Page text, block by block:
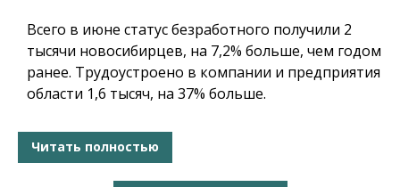
Всего в июне статус безработного получили 2
тысячи новосибирцев, на 7,2% больше, чем годом
ранее. Трудоустроено в компании и предприятия
области 1,6 тысяч, на 37% больше.
Читать полностью